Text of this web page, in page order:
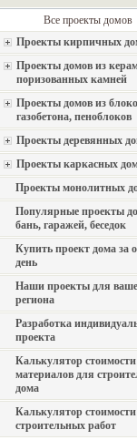
Все проекты домов
Проекты кирпичных
Проекты домов из
поризованных камней
Проекты домов из
газобетона, пеноблоков
Проекты деревянных
Проекты каркасных
Проекты монолитных
Популярные проекты
бань, гаражей, беседок
Купить проект дома за
день
Наши проекты для
региона
Разработка
проекта
Калькулятор стоимости
материалов для
дома
Калькулятор стоимости
строительных работ